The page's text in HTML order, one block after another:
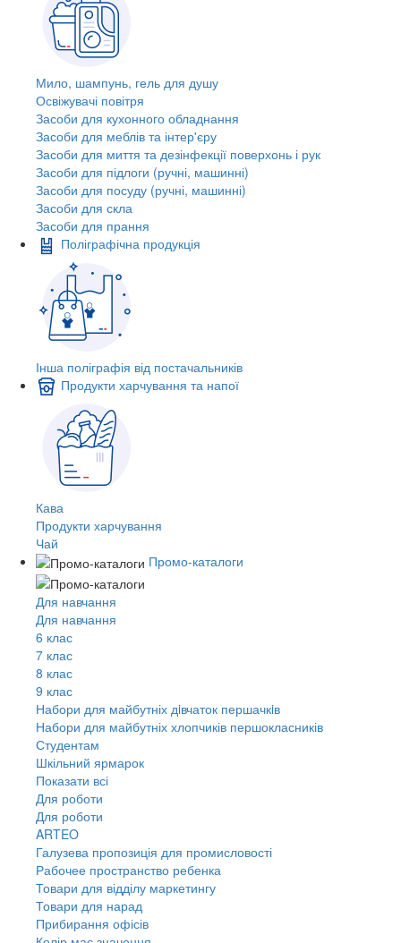
Мило, шампунь, гель для душу
Освіжувачі повітря
Засоби для кухонного обладнання
Засоби для меблів та інтер'єру
Засоби для миття та дезінфекції поверхонь і рук
Засоби для підлоги (ручні, машинні)
Засоби для посуду (ручні, машинні)
Засоби для скла
Засоби для прання
Поліграфічна продукція
Інша поліграфія від постачальників
Продукти харчування та напої
Кава
Продукти харчування
Чай
Промо-каталоги
Для навчання
Для навчання
6 клас
7 клас
8 клас
9 клас
Набори для майбутніх дiвчаток першачкiв
Набори для майбутніх хлопчиків першокласників
Студентам
Шкільний ярмарок
Показати всі
Для роботи
Для роботи
ARTEO
Галузева пропозиція для промисловості
Рабочее пространство ребенка
Товари для відділу маркетингу
Товари для нарад
Прибирання офісів